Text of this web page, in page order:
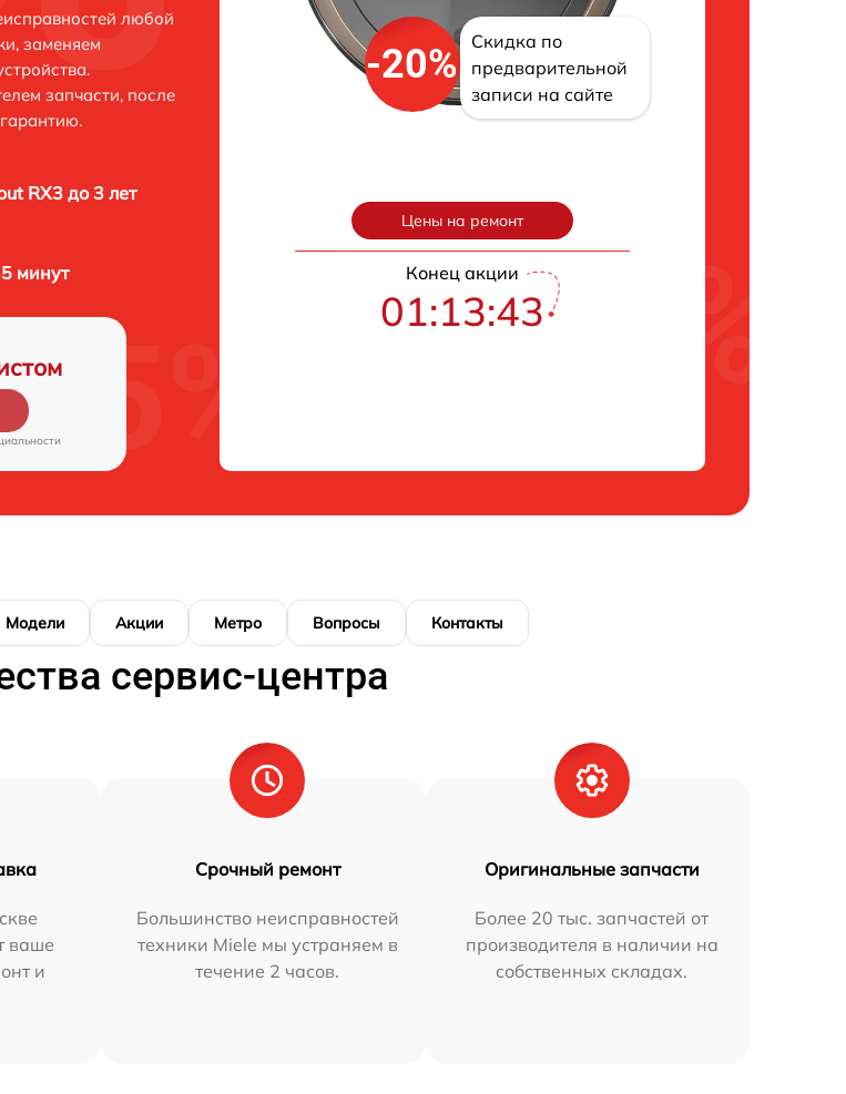
любой
заменяем
запчасти, после
RX3 до 3 лет
минут
-20%
Скидка по
предварительной
записи на сайте
Цены на ремонт
Конец акции
01:13:42
Модели Акции Метро Вопросы Контакты
сервис-центра
ваше
и
Срочный ремонт
Большинство неисправностей
техники Miele мы устраняем в
течение 2 часов.
Оригинальные запчасти
Более 20 тыс. запчастей от
производителя в наличии на
собственных складах.